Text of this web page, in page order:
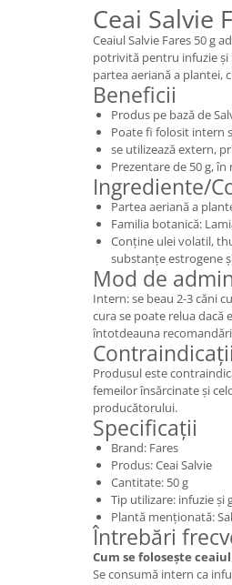
Ceai Salvie
Ceaiul Salvie Fares 50 g
potrivită pentru infuzie
partea aeriană a plantei,
Beneficii
Produs pe bază de
Poate fi folosit intern
se utilizează extern,
Prezentare de 50 g,
Ingrediente/
Partea aeriană a
Familia botanică:
Conține ulei volatil,
substanțe estrogene
Mod de
Intern: se beau 2-3 căni
cura se poate relua dacă
întotdeauna
Produsul este
femeilor însărcinate și
producătorului.
Specificații
Brand: Fares
Produs: Ceai Salvie
Cantitate: 50 g
Tip utilizare: infuzie și
Plantă menționată:
Întrebări
Cum se folosește
Se consumă intern ca